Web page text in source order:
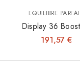
EQUILIBRE
Display 36
Equilibre Parfait -
191,57 €